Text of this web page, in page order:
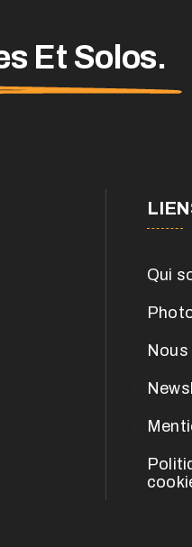
Et Solos.
Qui